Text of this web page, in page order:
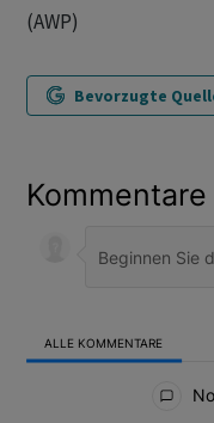
(AWP)
Bevorzugte
Kommentare
ALLE KOMMENTARE